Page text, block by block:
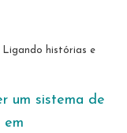
Ligando histórias e